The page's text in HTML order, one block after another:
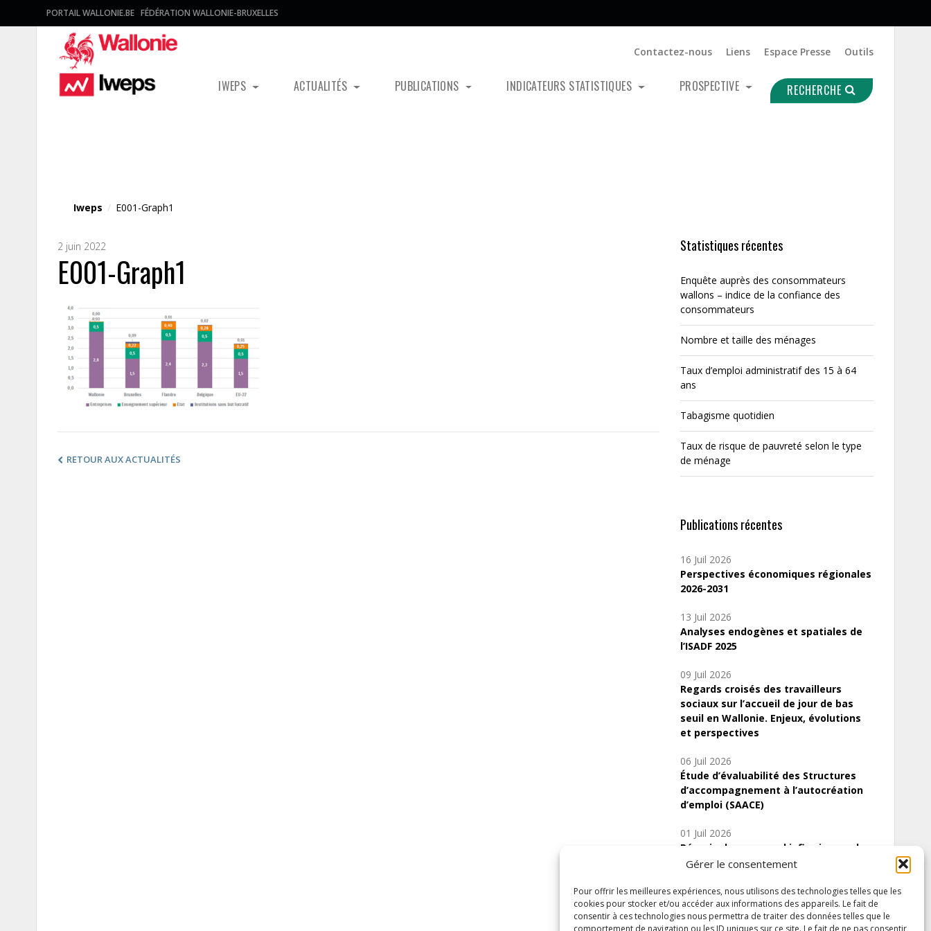
Gérer le consentement
Pour offrir les meilleures expériences, nous utilisons des technologies telles que les
cookies pour stocker et/ou accéder aux informations des appareils. Le fait de
consentir à ces technologies nous permettra de traiter des données telles que le
comportement de navigation ou les ID uniques sur ce site. Le fait de ne pas consentir
PORTAIL WALLONIE.BE FÉDÉRATION WALLONIE-BRUXELLES
Contactez-nous Liens Espace Presse Outils
IWEPS ACTUALITÉS PUBLICATIONS INDICATEURS STATISTIQUES PROSPECTIVE RECHERCHE
Iweps / E001-Graph1
2 juin 2022
E001-Graph1
RETOUR AUX ACTUALITÉS
Statistiques récentes
Enquête auprès des consommateurs
wallons – indice de la confiance des
consommateurs
Nombre et taille des ménages
Taux d’emploi administratif des 15 à 64
ans
Tabagisme quotidien
Taux de risque de pauvreté selon le type
de ménage
Publications récentes
16 Juil 2026
Perspectives économiques régionales
2026-2031
13 Juil 2026
Analyses endogènes et spatiales de
l’ISADF 2025
09 Juil 2026
Regards croisés des travailleurs
sociaux sur l’accueil de jour de bas
seuil en Wallonie. Enjeux, évolutions
et perspectives
06 Juil 2026
Étude d’évaluabilité des Structures
d’accompagnement à l’autocréation
d’emploi (SAACE)
01 Juil 2026
Pénurie du personnel infirmier :quels
indicateurs d’offre de soins pour